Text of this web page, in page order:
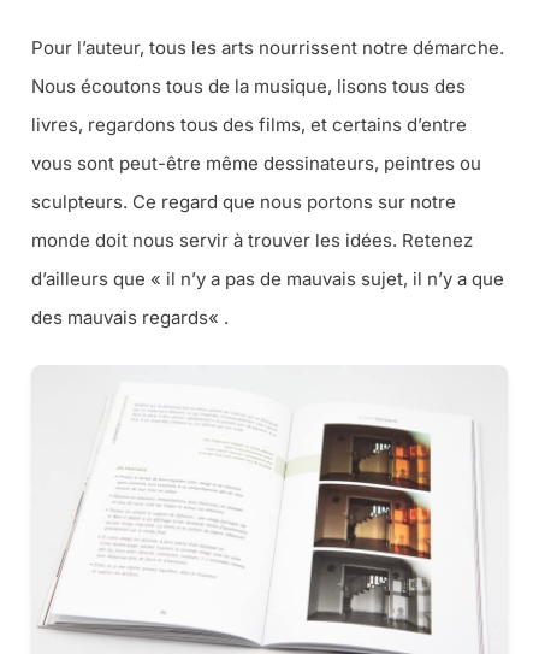
Pour l’auteur, tous les arts nourrissent notre démarche.
Nous écoutons tous de la musique, lisons tous des
livres, regardons tous des films, et certains d’entre
vous sont peut-être même dessinateurs, peintres ou
sculpteurs. Ce regard que nous portons sur notre
monde doit nous servir à trouver les idées. Retenez
d’ailleurs que « il n’y a pas de mauvais sujet, il n’y a que
des mauvais regards« .